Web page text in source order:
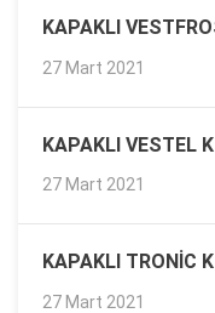
KAPAKLI
27 Mart 2021
KAPAKLI VESTEL
27 Mart 2021
KAPAKLI TRONIC
27 Mart 2021